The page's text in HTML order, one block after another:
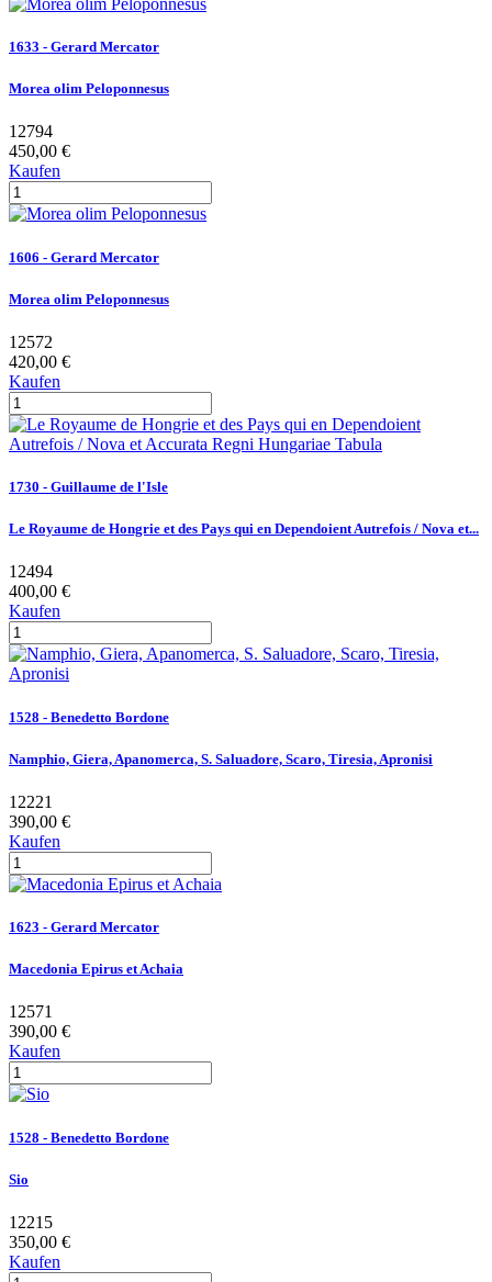
1633 - Gerard Mercator
Morea olim Peloponnesus
12794
450,00 €
Kaufen
1606 - Gerard Mercator
Morea olim Peloponnesus
12572
420,00 €
Kaufen
1730 - Guillaume de l'Isle
Le Royaume de Hongrie et des Pays qui en Dependoient Autrefois / Nova et...
12494
400,00 €
Kaufen
1528 - Benedetto Bordone
Namphio, Giera, Apanomerca, S. Saluadore, Scaro, Tiresia, Apronisi
12221
390,00 €
Kaufen
1623 - Gerard Mercator
Macedonia Epirus et Achaia
12571
390,00 €
Kaufen
1528 - Benedetto Bordone
Sio
12215
350,00 €
Kaufen